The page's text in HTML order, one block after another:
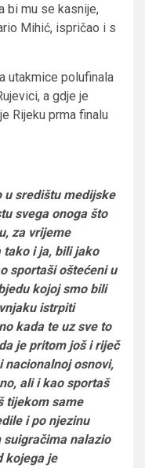
bi mu se kasnije,
Mihić, ispričao i s
utakmice polufinala
a gdje je
Rijeku prma finalu
u središtu medijske
svega onoga što
za vrijeme
tako i ja, bili jako
sportaši oštećeni u
kojoj smo bili
istrpiti
kada te uz sve to
je pritom još i riječ
nacionalnoj osnovi,
ali i kao sportaš
tijekom same
i po njezinu
nalazio
kojega je